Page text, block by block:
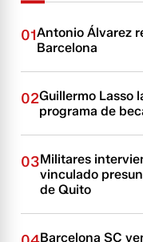
01Antonio Álvarez
Barcelona
02Guillermo Lasso
programa de
03Militares
vinculado
de Quito
Barcelona SC